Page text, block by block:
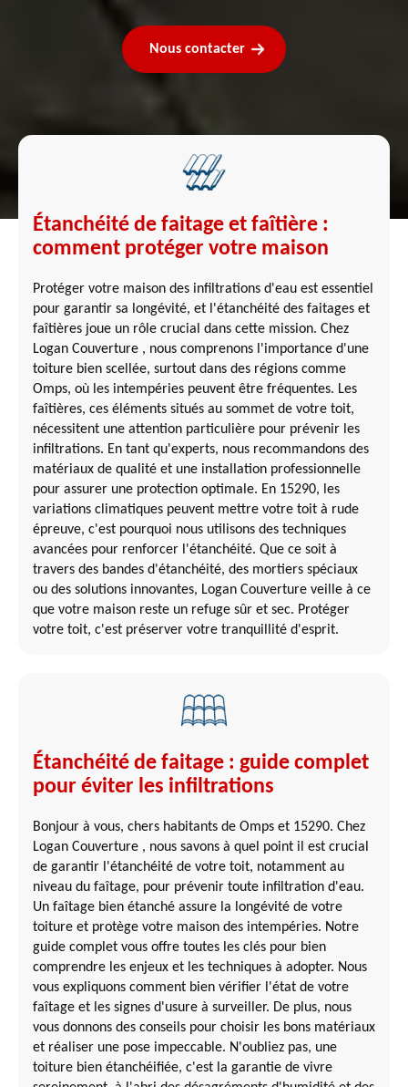
Nous contacter
Étanchéité de faitage et faîtière :
comment protéger votre maison
Protéger votre maison des infiltrations d'eau est essentiel
pour garantir sa longévité, et l'étanchéité des faitages et
faîtières joue un rôle crucial dans cette mission. Chez
Logan Couverture , nous comprenons l'importance d'une
toiture bien scellée, surtout dans des régions comme
Omps, où les intempéries peuvent être fréquentes. Les
faîtières, ces éléments situés au sommet de votre toit,
nécessitent une attention particulière pour prévenir les
infiltrations. En tant qu'experts, nous recommandons des
matériaux de qualité et une installation professionnelle
pour assurer une protection optimale. En 15290, les
variations climatiques peuvent mettre votre toit à rude
épreuve, c'est pourquoi nous utilisons des techniques
avancées pour renforcer l'étanchéité. Que ce soit à
travers des bandes d'étanchéité, des mortiers spéciaux
ou des solutions innovantes, Logan Couverture veille à ce
que votre maison reste un refuge sûr et sec. Protéger
votre toit, c'est préserver votre tranquillité d'esprit.
Étanchéité de faitage : guide complet
pour éviter les infiltrations
Bonjour à vous, chers habitants de Omps et 15290. Chez
Logan Couverture , nous savons à quel point il est crucial
de garantir l'étanchéité de votre toit, notamment au
niveau du faîtage, pour prévenir toute infiltration d'eau.
Un faîtage bien étanché assure la longévité de votre
toiture et protège votre maison des intempéries. Notre
guide complet vous offre toutes les clés pour bien
comprendre les enjeux et les techniques à adopter. Nous
vous expliquons comment bien vérifier l'état de votre
faîtage et les signes d'usure à surveiller. De plus, nous
vous donnons des conseils pour choisir les bons matériaux
et réaliser une pose impeccable. N'oubliez pas, une
toiture bien étanchéifiée, c'est la garantie de vivre